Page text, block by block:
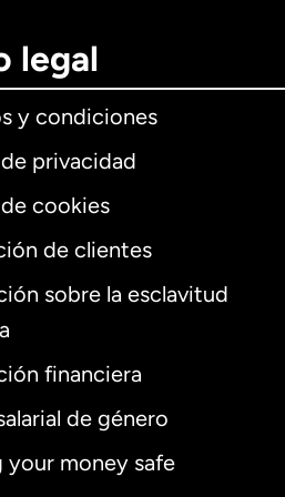
legal
y condiciones
privacidad
cookies
de clientes
sobre la esclavitud
financiera
de género
your money safe
Internacional
Alemania